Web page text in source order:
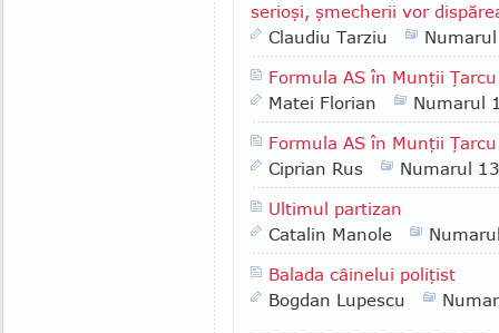
serioşi, şmecherii vor
Claudiu Tarziu
Formula AS în Munţii
Matei Florian
Numarul
Formula AS în Munţii
Ciprian Rus
Numarul
Ultimul partizan
Catalin Manole
Balada câinelui poliţist
Bogdan Lupescu